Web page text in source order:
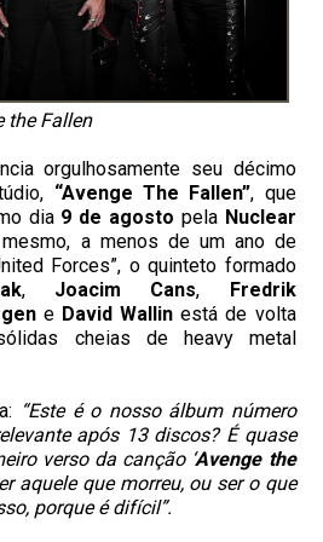
the Fallen
orgulhosamente seu décimo
“Avenge The Fallen”, que
dia 9 de agosto pela Nuclear
a menos de um ano de
Forces”, o quinteto formado
, Joacim Cans, Fredrik
e David Wallin está de volta
cheias de heavy metal
“Este é o nosso álbum número
após 13 discos? É quase
verso da canção ‘Avenge the
aquele que morreu, ou ser o que
porque é difícil”.